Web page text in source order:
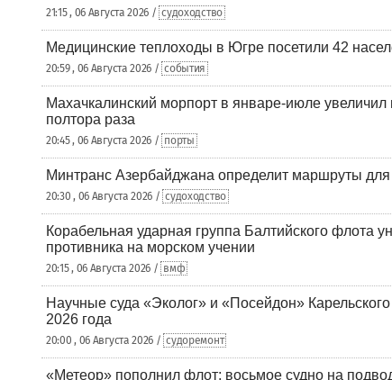
21:15 , 06 Августа 2026 / судоходство
Медицинские теплоходы в Югре посетили 42
20:59 , 06 Августа 2026 / события
Махачкалинский морпорт в январе-июле увеличил
полтора раза
20:45 , 06 Августа 2026 / порты
Минтранс Азербайджана определит маршруты
20:30 , 06 Августа 2026 / судоходство
Корабельная ударная группа Балтийского флота
противника на морском учении
20:15 , 06 Августа 2026 / вмф
Научные суда «Эколог» и «Посейдон»
2026 года
20:00 , 06 Августа 2026 / судоремонт
«Метеор» пополнил флот: восьмое судно на